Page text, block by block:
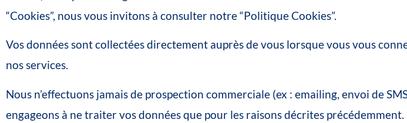
“Cookies”, nousvous invitons à consulter notre“PolitiqueCookies”.
Vosdonnéessontcollectéesdirectement auprèsdevous lorsquevousvous
nosservices.
Nous n’effectuons jamaisde prospection commerciale (ex : emailing, envoi de
engageons à netraitervosdonnéesque pour les raisonsdécrites précédemment.